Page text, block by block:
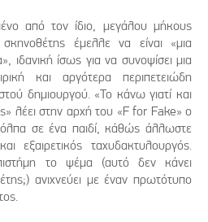
από τον ίδιο, μεγάλου μήκους
έμελλε να είναι «μια
ιδανική ίσως για να συνοψίσει μια
και αργότερα περιπετειώδη
δημιουργού. «Το κάνω γιατί και
λέει στην αρχή του «F for Fake» ο
σε ένα παιδί, κάθώς άλλωστε
εξαιρετικός ταχυδακτυλουργός.
το ψέμα (αυτό δεν κάνει
ανιχνεύει με έναν πρωτότυπο